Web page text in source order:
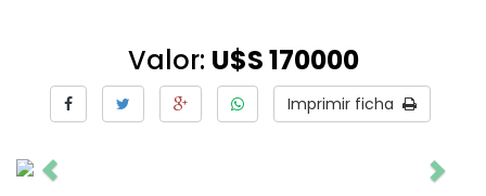
Valor: U$S 170000
Imprimir ficha